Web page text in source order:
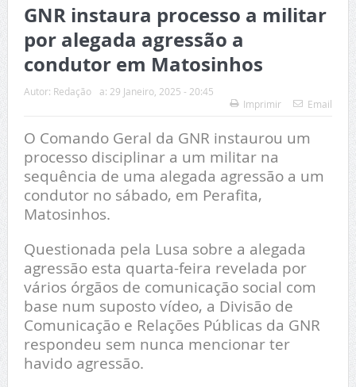
GNR instaura processo a militar
por alegada agressão a
condutor em Matosinhos
Autor: Redação a: 29 Janeiro, 2025 - 20:45
Imprimir
Email
O Comando Geral da GNR instaurou um
processo disciplinar a um militar na
sequência de uma alegada agressão a um
condutor no sábado, em Perafita,
Matosinhos.
Questionada pela Lusa sobre a alegada
agressão esta quarta-feira revelada por
vários órgãos de comunicação social com
base num suposto vídeo, a Divisão de
Comunicação e Relações Públicas da GNR
respondeu sem nunca mencionar ter
havido agressão.